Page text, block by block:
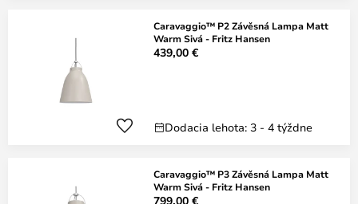
Caravaggio™ P2 Závěsná Lampa Matt
Warm Sivá - Fritz Hansen
439,00 €
Dodacia lehota: 3 - 4 týždne
Caravaggio™ P3 Závěsná Lampa Matt
Warm Sivá - Fritz Hansen
799,00 €